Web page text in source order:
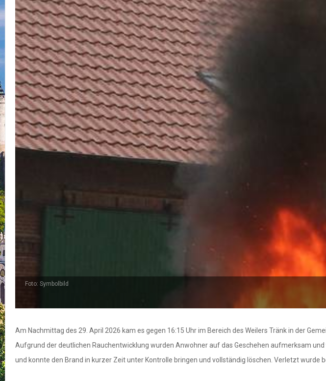
Foto: Symbolbild
Am Nachmittag des 29. April 2026 kam es gegen 16:15 Uhr im Bereich des Weilers Tränk in der
Aufgrund der deutlichen Rauchentwicklung wurden Anwohner auf das Geschehen aufmerksam
und konnte den Brand in kurzer Zeit unter Kontrolle bringen und vollständig löschen. Verletzt wurde